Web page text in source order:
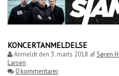
KONCERTANMELDELSE
Anmeldt den 3. marts 2018 afSøren
Larsen
0 kommentarer